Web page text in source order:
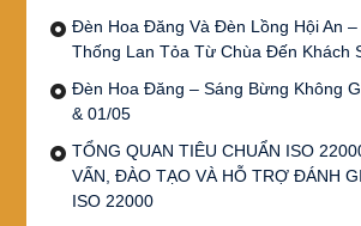
Đèn Hoa Đăng Và Đèn Lồng Hội An
Thống Lan Tỏa Từ Chùa Đến Khách
Đèn Hoa Đăng – Sáng Bừng Không
& 01/05
TỔNG QUAN TIÊU CHUẨN ISO
VẤN, ĐÀO TẠO VÀ HỖ TRỢ ĐÁNH
ISO 22000